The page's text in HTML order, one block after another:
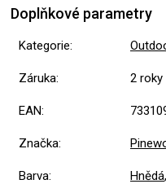
Doplňkové parametry
Kategorie:
Záruka: 2 roky
EAN:
Značka:
Barva: Hnědá,